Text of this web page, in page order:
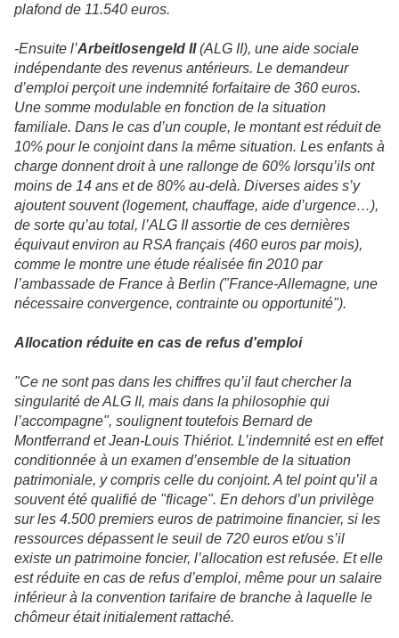
plafond de 11.540 euros.
-Ensuite l’Arbeitlosengeld II(ALG II), une aide sociale
indépendante des revenus antérieurs. Le demandeur
d’emploi perçoit une indemnité forfaitaire de 360 euros.
Une somme modulable en fonction de la situation
familiale. Dans le cas d’un couple, le montant est réduit de
10% pour le conjoint dans la même situation. Les enfants à
charge donnent droit à une rallonge de 60% lorsqu’ils ont
moins de 14 ans et de 80% au-delà. Diverses aides s’y
ajoutent souvent (logement, chauffage, aide d’urgence…),
de sorte qu’au total, l’ALG II assortie de ces dernières
équivaut environ au RSA français (460 euros par mois),
comme le montre une étude réalisée fin 2010 par
l’ambassade de France à Berlin ("France-Allemagne, une
nécessaire convergence, contrainte ou opportunité").
Allocation réduite en cas de refus d'emploi
"Ce ne sont pas dans les chiffres qu’il faut chercher la
singularité de ALG II, mais dans la philosophie qui
l’accompagne", soulignent toutefois Bernard de
Montferrand et Jean-Louis Thiériot. L’indemnité est en effet
conditionnée à un examen d’ensemble de la situation
patrimoniale, y compris celle du conjoint. A tel point qu’il a
souvent été qualifié de "flicage". En dehors d’un privilège
sur les 4.500 premiers euros de patrimoine financier, si les
ressources dépassent le seuil de 720 euros et/ou s’il
existe un patrimoine foncier, l’allocation est refusée. Et elle
est réduite en cas de refus d’emploi, même pour un salaire
inférieur à la convention tarifaire de branche à laquelle le
chômeur était initialement rattaché.